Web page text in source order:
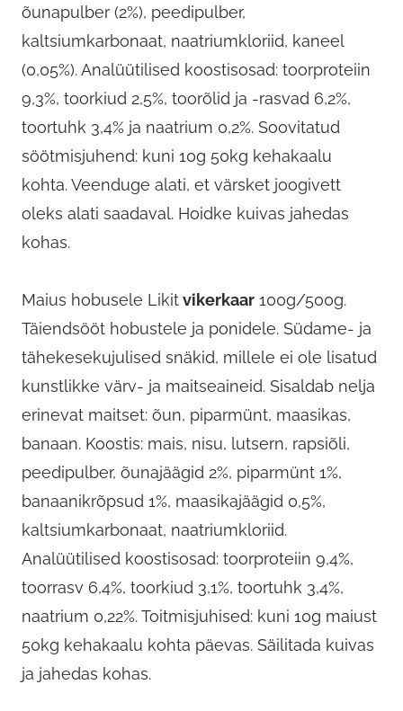
õunapulber (2%), peedipulber,
kaltsiumkarbonaat, naatriumkloriid, kaneel
(0,05%). Analüütilised koostisosad: toorproteiin
9,3%, toorkiud 2,5%, toorõlid ja -rasvad 6,2%,
toortuhk 3,4% ja naatrium 0,2%. Soovitatud
söötmisjuhend: kuni 10g 50kg kehakaalu
kohta. Veenduge alati, et värsket joogivett
oleks alati saadaval. Hoidke kuivas jahedas
kohas.
Maius hobusele Likitvikerkaar 100g/500g.
Täiendsööt hobustele ja ponidele. Südame- ja
tähekesekujulised snäkid, millele ei ole lisatud
kunstlikke värv- ja maitseaineid. Sisaldab nelja
erinevat maitset: õun, piparmünt, maasikas,
banaan. Koostis: mais, nisu, lutsern, rapsiõli,
peedipulber, õunajäägid 2%, piparmünt 1%,
banaanikrõpsud 1%, maasikajäägid 0,5%,
kaltsiumkarbonaat, naatriumkloriid.
Analüütilised koostisosad: toorproteiin 9,4%,
toorrasv 6,4%, toorkiud 3,1%, toortuhk 3,4%,
naatrium 0,22%. Toitmisjuhised: kuni 10g maiust
50kg kehakaalu kohta päevas. Säilitada kuivas
ja jahedas kohas.